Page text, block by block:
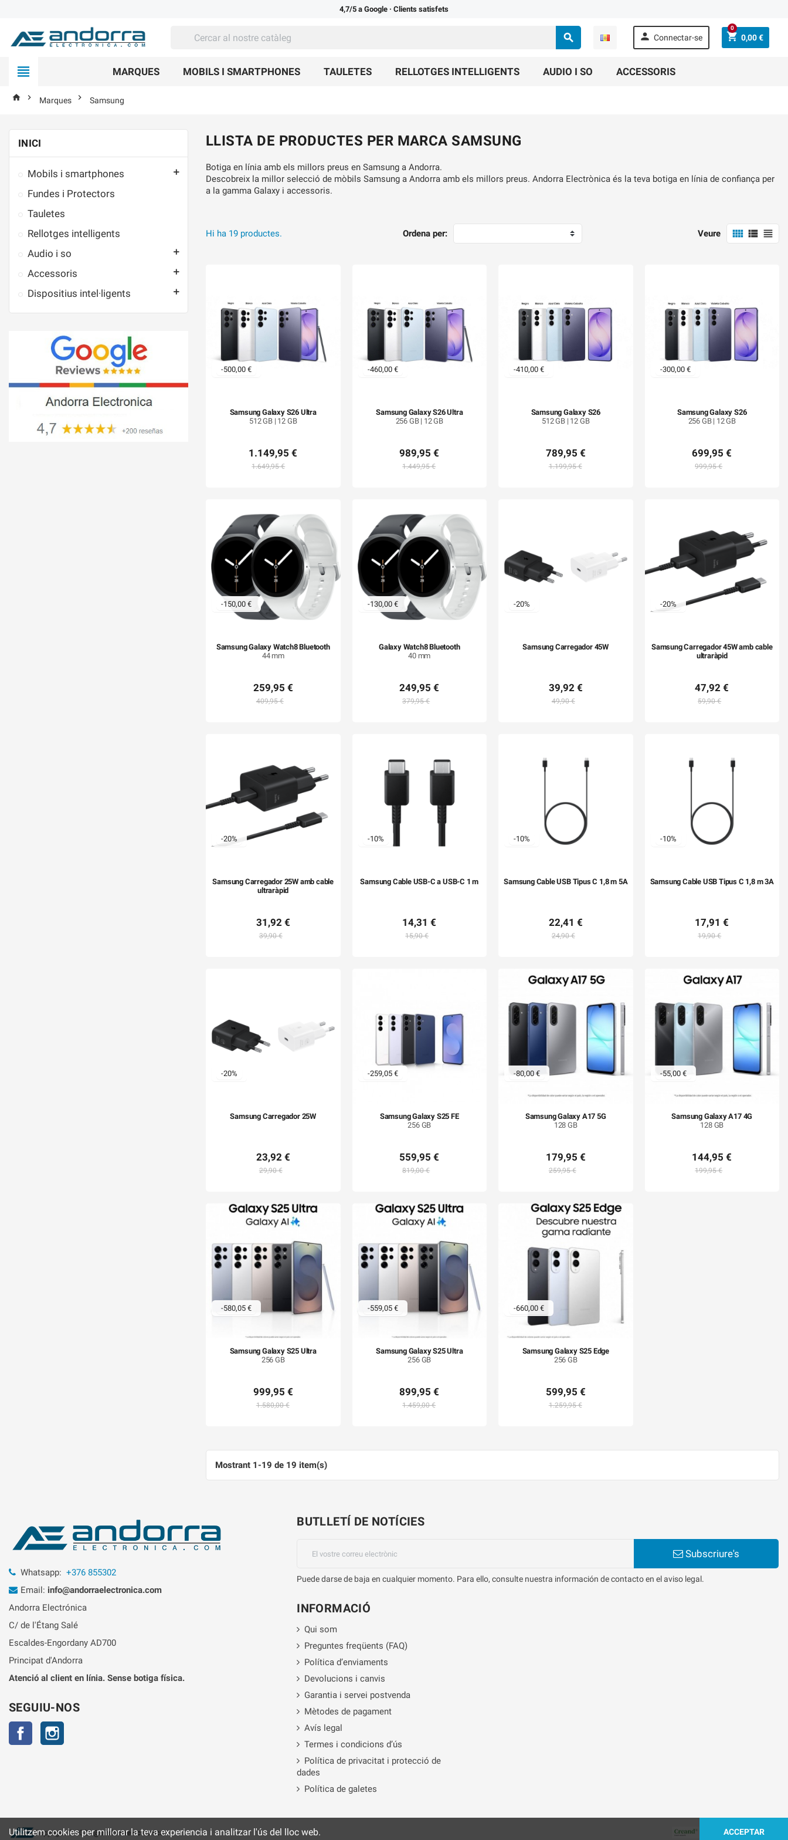
4,7/5 a Google · Clients satisfets
  Connectar-se  0,00 €
0
 MARQUES MOBILS I SMARTPHONES TAULETES RELLOTGES INTELLIGENTS AUDIO I SO ACCESSORIS
  Marques  Samsung
INICI
Mobils i smartphones 
Fundes i Protectors
Tauletes
Rellotges intelligents
Audio i so

Accessoris 
Dispositius intel·ligents 
LLISTA DE PRODUCTES PER MARCA SAMSUNG
Botiga en línia amb els millors preus en Samsung a Andorra.
Descobreix la millor selecció de mòbils Samsung a Andorra amb els millors preus. Andorra Electrònica és la teva botiga en línia de confiança per
a la gamma Galaxy i accessoris.
Hi ha 19 productes. Ordena per: Veure   
-500,00 €
Samsung Galaxy S26 Ultra
512 GB | 12 GB
1.149,95 €
1.649,95 €
-460,00 €
Samsung Galaxy S26 Ultra
256 GB | 12 GB
989,95 €
1.449,95 €
-410,00 €
Samsung Galaxy S26
512 GB | 12 GB
789,95 €
1.199,95 €
-300,00 €
Samsung Galaxy S26
256 GB | 12 GB
699,95 €
999,95 €
-150,00 €
Samsung Galaxy Watch8 Bluetooth
44 mm
259,95 €
409,95 €
-130,00 €
Galaxy Watch8 Bluetooth
40 mm
249,95 €
379,95 €
-20%
Samsung Carregador 45W
39,92 €
49,90 €
-20%
Samsung Carregador 45W amb cable
ultraràpid
47,92 €
59,90 €
-20%
Samsung Carregador 25W amb cable
ultraràpid
31,92 €
39,90 €
-10%
Samsung Cable USB-C a USB-C 1 m
14,31 €
15,90 €
-10%
Samsung Cable USB Tipus C 1,8 m 5A
22,41 €
24,90 €
-10%
Samsung Cable USB Tipus C 1,8 m 3A
17,91 €
19,90 €
-20%
Samsung Carregador 25W
23,92 €
29,90 €
-259,05 €
Samsung Galaxy S25 FE
256 GB
559,95 €
819,00 €
-80,00 €
Samsung Galaxy A17 5G
128 GB
179,95 €
259,95 €
-55,00 €
Samsung Galaxy A17 4G
128 GB
144,95 €
199,95 €
-580,05 €
Samsung Galaxy S25 Ultra
256 GB
999,95 €
1.580,00 €
-559,05 €
Samsung Galaxy S25 Ultra
256 GB
899,95 €
1.459,00 €
-660,00 €
Samsung Galaxy S25 Edge
256 GB
599,95 €
1.259,95 €
Mostrant 1-19 de 19 item(s)
Whatsapp: +376 855302
Email: info@andorraelectronica.com
Andorra Electrónica
C/ de l'Étang Salé
Escaldes-Engordany AD700
Principat d'Andorra
Atenció al client en línia. Sense botiga física.
SEGUIU-NOS
Facebook
BUTLLETÍ DE NOTÍCIES
Subscriure's
Puede darse de baja en cualquier momento. Para ello, consulte nuestra información de contacto en el aviso legal.
INFORMACIÓ
Qui som
Preguntes freqüents (FAQ)
Política d’enviaments
Devolucions i canvis
Garantia i servei postvenda
Mètodes de pagament
Avís legal
Termes i condicions d’ús
Política de privacitat i protecció de
dades
Política de galetes
Copyright © 2026@andorraelectronica
Utilitzem cookies per millorar la teva experiencia i analitzar l'ús del lloc web. ACCEPTAR